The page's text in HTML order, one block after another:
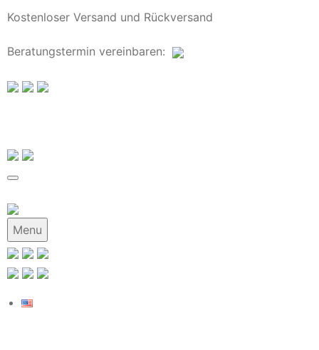
Kostenloser Versand und Rückversand
Beratungstermin vereinbaren:
Menu